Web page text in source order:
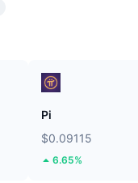
Pi
$0.09115
6.65%